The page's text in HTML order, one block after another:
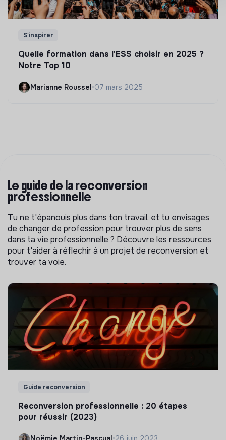
S'inspirer
Quelle formation dans l'ESS choisir en 2025 ?
Notre Top 10
Marianne Roussel•07 mars 2025
Le guide de la reconversion
professionnelle
Tu ne t'épanouis plus dans ton travail, et tu envisages
de changer de profession pour trouver plus de sens
dans ta vie professionnelle ? Découvre les ressources
pour t'aider à réflechir à un projet de reconversion et
trouver ta voie.
Guide reconversion
Reconversion professionnelle : 20 étapes
pour réussir (2023)